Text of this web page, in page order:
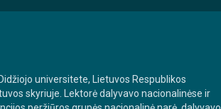
universitete, Lietuvos Respublikos
skyriuje. Lektorė dalyvavo nacionalinėse ir